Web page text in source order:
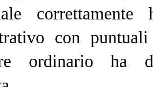
con
ordinario ha